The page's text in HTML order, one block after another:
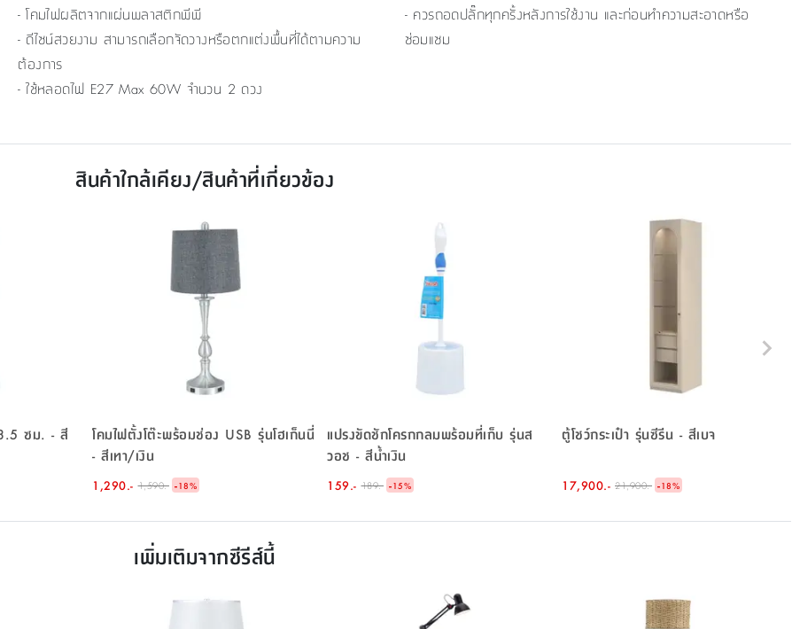
- โคมไฟผลิตจากแผ่นพลาสติกพีพี
- ดีไซน์สวยงาม สามารถเลือกจัดวางหรือตกแต่งพื้นที่ได้ตามความ
ต้องการ
- ใช้หลอดไฟ E27 Max 60W จำนวน 2 ดวง
- ควรถอดปลั๊กทุกครั้งหลังการใช้งาน และก่อนทำความสะอาดหรือ
ซ่อมแซม
สินค้าใกล้เคียง/สินค้าที่เกี่ยวข้อง
ซม. - สี
โคมไฟตั้งโต๊ะพร้อมช่อง USB รุ่นโฮเก็นนี่
- สีเทา/เงิน
1,290.- 1,590.- -18%
แปรงขัดชักโครกกลมพร้อมที่เก็บ รุ่นส
วอช - สีน้ำเงิน
159.- 189.- -15%
ตู้โชว์กระเป๋า รุ่นซีรีน - สีเบจ
17,900.- 21,900.- -18%
เพิ่มเติมจากซีรีส์นี้